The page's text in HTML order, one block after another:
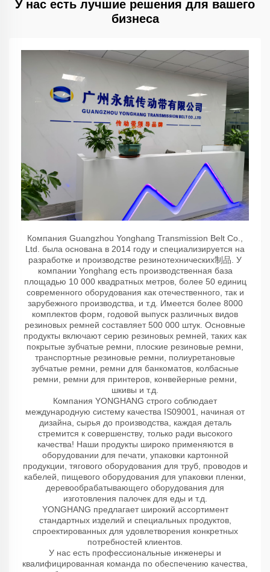
У нас есть лучшие решения для вашего
бизнеса
Компания Guangzhou Yonghang Transmission Belt Co.,
Ltd. была основана в 2014 году и специализируется на
разработке и производстве резинотехнических制品. У
компании Yonghang есть производственная база
площадью 10 000 квадратных метров, более 50 единиц
современного оборудования как отечественного, так и
зарубежного производства, и т.д. Имеется более 8000
комплектов форм, годовой выпуск различных видов
резиновых ремней составляет 500 000 штук. Основные
продукты включают серию резиновых ремней, таких как
покрытые зубчатые ремни, плоские резиновые ремни,
транспортные резиновые ремни, полиуретановые
зубчатые ремни, ремни для банкоматов, колбасные
ремни, ремни для принтеров, конвейерные ремни,
шкивы и т.д.
Компания YONGHANG строго соблюдает
международную систему качества IS09001, начиная от
дизайна, сырья до производства, каждая деталь
стремится к совершенству, только ради высокого
качества! Наши продукты широко применяются в
оборудовании для печати, упаковки картонной
продукции, тягового оборудования для труб, проводов и
кабелей, пищевого оборудования для упаковки пленки,
деревообрабатывающего оборудования для
изготовления палочек для еды и т.д.
YONGHANG предлагает широкий ассортимент
стандартных изделий и специальных продуктов,
спроектированных для удовлетворения конкретных
потребностей клиентов.
У нас есть профессиональные инженеры и
квалифицированная команда по обеспечению качества,